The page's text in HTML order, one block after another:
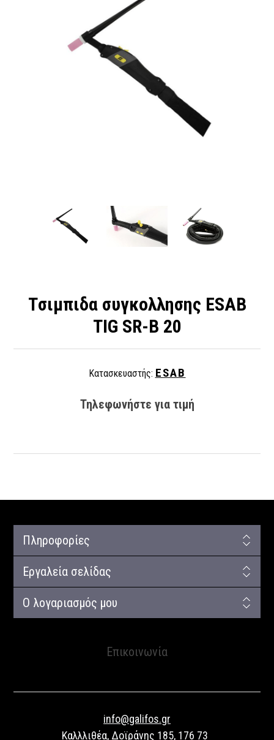
Tσιμπιδα συγκολλησης ESAB
TIG SR-B 20
Κατασκευαστής: ESAB
Τηλεφωνήστε για τιμή
Πληροφορίες
Εργαλεία σελίδας
Ο λογαριασμός μου
Επικοινωνία
info@galifos.gr
Καλλλιθέα, Δοϊράνης 185, 176 73